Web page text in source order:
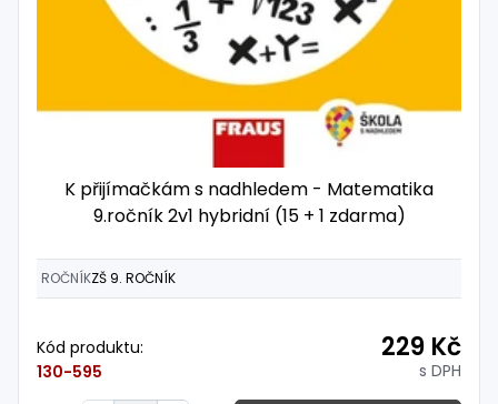
K přijímačkám s nadhledem - Matematika
9.ročník 2v1 hybridní (15 + 1 zdarma)
ROČNÍKZŠ 9. ROČNÍK
Kód produktu:
130-595
229 Kč
s DPH